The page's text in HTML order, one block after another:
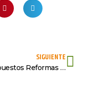
SIGUIENTE
Presupuestos Reformas Madrid: 5 Claves para no fallar